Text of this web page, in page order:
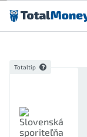
Preskočiť na obsah
Totaltip